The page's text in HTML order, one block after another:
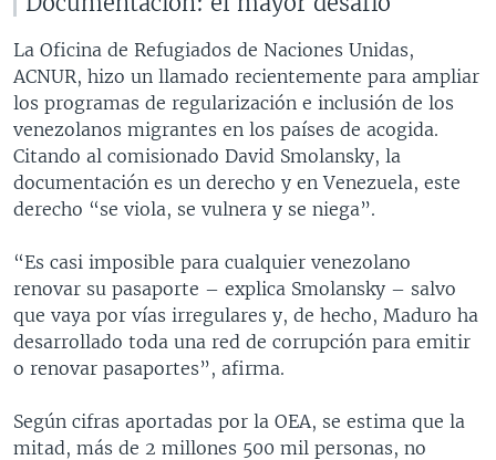
La Oficina de Refugiados de Naciones Unidas,
ACNUR, hizo un llamado recientemente para ampliar
los programas de regularización e inclusión de los
venezolanos migrantes en los países de acogida.
Citando al comisionado David Smolansky, la
documentación es un derecho y en Venezuela, este
derecho “se viola, se vulnera y se niega”.
“Es casi imposible para cualquier venezolano
renovar su pasaporte – explica Smolansky – salvo
que vaya por vías irregulares y, de hecho, Maduro ha
desarrollado toda una red de corrupción para emitir
o renovar pasaportes”, afirma.
Según cifras aportadas por la OEA, se estima que la
mitad, más de 2 millones 500 mil personas, no